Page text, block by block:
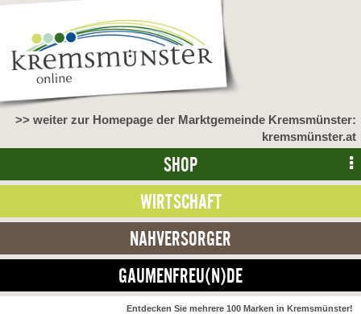
>> weiter zur Homepage der Marktgemeinde Kremsmünster:
kremsmünster.at
SHOP
WIRTSCHAFT
NAHVERSORGER
GAUMENFREU(N)DE
Entdecken Sie mehrere 100 Marken in Kremsmünster!
NAHVERSORGER